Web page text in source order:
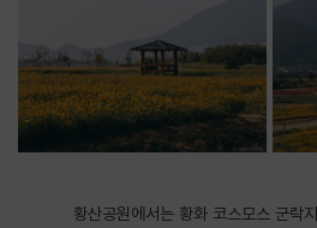
황산공원에서는 황화 코스모스 군락